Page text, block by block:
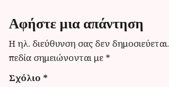
η
σ
η
ά
Αφήστε μια απάντηση
Η ηλ. διεύθυνση σας δεν δημοσιεύεται.
πεδία σημειώνονται με *
Σχόλιο *